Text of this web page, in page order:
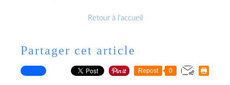
Retour à l'accueil
Partager cet article
Repost 0